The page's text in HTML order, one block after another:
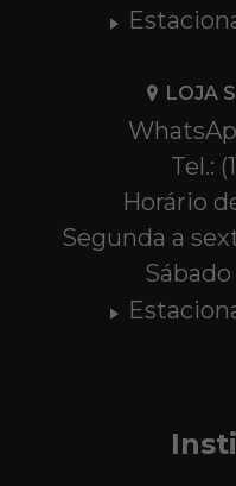
LOJA
Tel.:
Horário
Segunda a
Sábado